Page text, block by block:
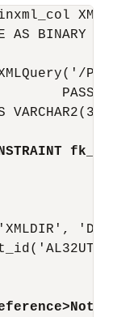
AS BINARY